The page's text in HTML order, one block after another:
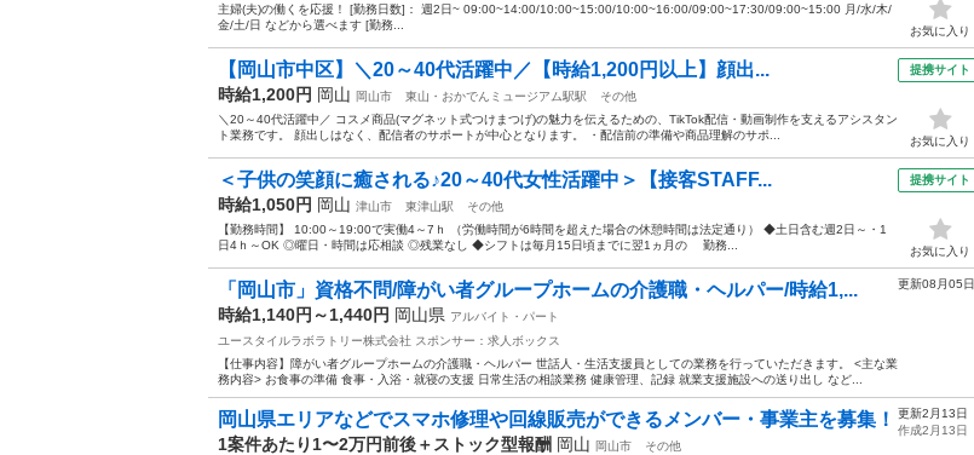
主婦(夫)の働くを応援！ [勤務日数]： 週2日~ 09:00~14:00/10:00~15:00/10:00~16:00/09:00~17:30/09:00~15:00 月/水/木/
金/土/日 などから選べます [勤務...
お気に入り
【岡山市中区】＼20～40代活躍中／【時給1,200円以上】顔出...
時給1,200円 岡山 岡山市 東山・おかでんミュージアム駅駅
その他
＼20～40代活躍中／ コスメ商品(マグネット式つけまつげ)の魅力を伝えるための、TikTok配信・動画制作を支えるアシスタン
ト業務です。 顔出しはなく、配信者のサポートが中心となります。 ・配信前の準備や商品理解のサポ...
提携サイト
お気に入り
＜子供の笑顔に癒される♪20～40代女性活躍中＞【接客STAFF...
時給1,050円 岡山 津山市 東津山駅
その他
【勤務時間】 10:00～19:00で実働4～7ｈ （労働時間が6時間を超えた場合の休憩時間は法定通り） ◆土日含む週2日～・1
日4ｈ～OK ◎曜日・時間は応相談 ◎残業なし ◆シフトは毎月15日頃までに翌1ヵ月の 勤務...
提携サイト
お気に入り
「岡山市」資格不問/障がい者グループホームの介護職・ヘルパー/時給1,...
時給1,140円～1,440円 岡山県 アルバイト・パート
ユースタイルラボラトリー株式会社 スポンサー：求人ボックス
【仕事内容】障がい者グループホームの介護職・ヘルパー 世話人・生活支援員としての業務を行っていただきます。 <主な業
務内容> お食事の準備 食事・入浴・就寝の支援 日常生活の相談業務 健康管理、記録 就業支援施設への送り出し など...
更新08月05日
岡山県エリアなどでスマホ修理や回線販売ができるメンバー・事業主を募集！
1案件あたり1〜2万円前後＋ストック型報酬 岡山 岡山市
その他
更新2月13日
作成2月13日